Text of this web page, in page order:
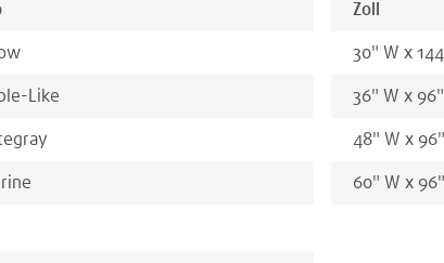
Like
Gray
Zoll
30" W x 144
36" W x 96"
48" W x 96"
60" W x 96"